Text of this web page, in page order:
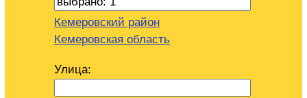
Кемеровский район
Кемеровская область
Улица: